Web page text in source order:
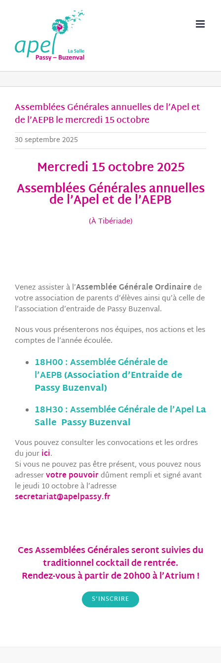
Assemblées Générales annuelles de l’Apel et
de l’AEPB le mercredi 15 octobre
30 septembre 2025
Mercredi 15 octobre 2025
Assemblées Générales annuelles
de l’Apel et de l’AEPB
(À Tibériade)
Venez assister à l’Assemblée Générale Ordinairede
votre association de parents d’élèves ainsi qu’à celle de
l’association d’entraide de Passy Buzenval.
Nous vous présenterons nos équipes, nos actions et les
comptes de l’année écoulée.
18H00 :Assemblée Généralede
l’AEPB(Association d’Entraide de
Passy Buzenval)
18H30 :Assemblée Généralede l’ApelLa
Salle Passy Buzenval
Vous pouvez consulter les convocations et les ordres
du jourici.
Si vous ne pouvez pas être présent, vous pouvez nous
adresservotre pouvoirdûment rempli et signé avant
le jeudi 10 octobre à l’adresse
secretariat@apelpassy.fr
Ces Assemblées Générales seront suivies du
traditionnel cocktail de rentrée.
Rendez-vous à partir de 20h00 à l’Atrium !
S’INSCRIRE